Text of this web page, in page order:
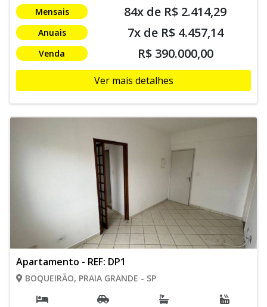
Mensais 84x de R$ 2.414,29
Anuais 7x de R$ 4.457,14
Venda R$ 390.000,00
Ver mais detalhes
Apartamento - REF: DP1
BOQUEIRÃO, PRAIA GRANDE - SP